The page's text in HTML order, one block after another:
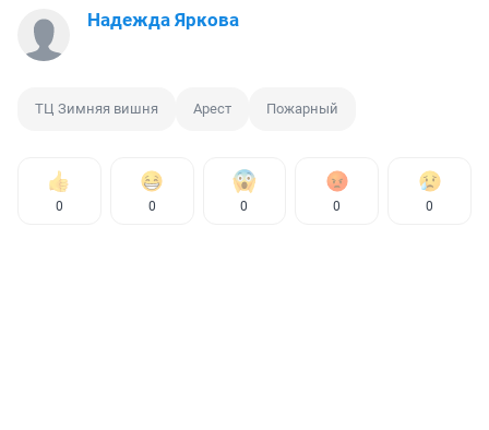
Надежда Яркова
ТЦ Зимняя вишня Арест Пожарный
0 0 0 0 0